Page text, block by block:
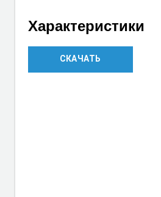
Характеристики
СКАЧАТЬ